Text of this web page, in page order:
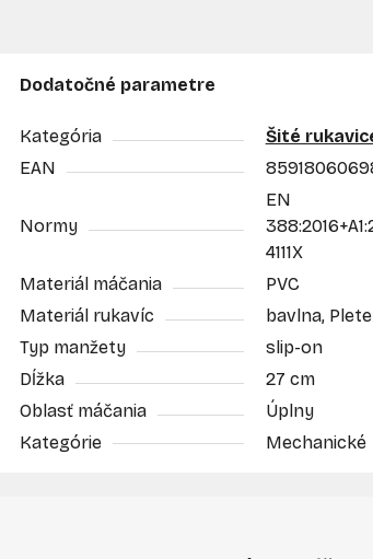
Dodatočné parametre
Kategória
Šité
EAN
Normy
EN
4111X
Materiál máčania
PVC
Materiál rukavíc
bavlna,
Typ manžety
slip-on
Dĺžka
27 cm
Oblasť máčania
Úplny
Kategórie
Mechanické